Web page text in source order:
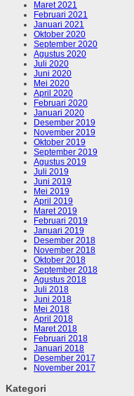
Maret 2021
Februari 2021
Januari 2021
Oktober 2020
September 2020
Agustus 2020
Juli 2020
Juni 2020
Mei 2020
April 2020
Februari 2020
Januari 2020
Desember 2019
November 2019
Oktober 2019
September 2019
Agustus 2019
Juli 2019
Juni 2019
Mei 2019
April 2019
Maret 2019
Februari 2019
Januari 2019
Desember 2018
November 2018
Oktober 2018
September 2018
Agustus 2018
Juli 2018
Juni 2018
Mei 2018
April 2018
Maret 2018
Februari 2018
Januari 2018
Desember 2017
November 2017
Kategori